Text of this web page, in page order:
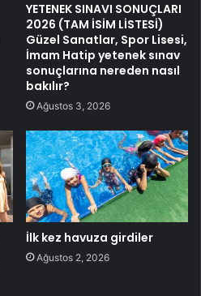
YETENEK SINAVI SONUÇLARI
2026 (TAM İSİM LİSTESİ)
Güzel Sanatlar, Spor Lisesi,
İmam Hatip yetenek sınav
sonuçlarına nereden nasıl
bakılır?
Ağustos 3, 2026
İlk kez havuza girdiler
Ağustos 2, 2026